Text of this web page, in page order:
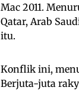
Mac 2011.
Qatar, Arab
itu.
Konflik ini,
Berjuta-juta